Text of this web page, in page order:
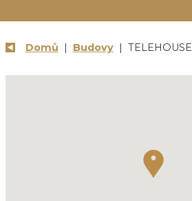
Domů | Budovy| TELEHOUSE